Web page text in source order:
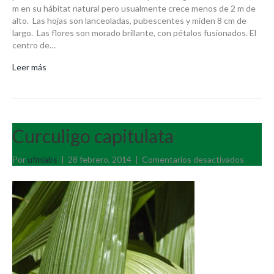
m en su hábitat natural pero usualmente crece menos de 2 m de
alto. Las hojas son lanceoladas, pubescentes y miden 8 cm de
largo. Las flores son morado brillante, con pétalos fusionados. El
centro de…
Leer más
Curculigo capitulata
Por ufmlabs 28 febrero, 2014 Comentarios desactivados